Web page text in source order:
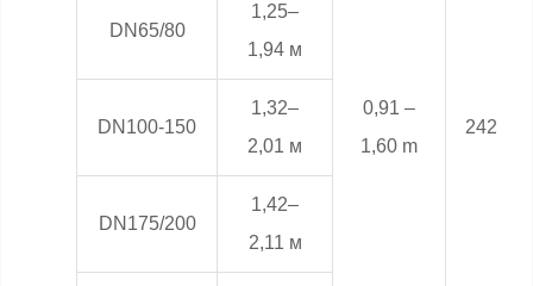
0,91 –
1,60 m
DN65/80
1,25–
1,94 м
DN100-150
1,32–
2,01 м
DN175/200
1,42–
2,11 м